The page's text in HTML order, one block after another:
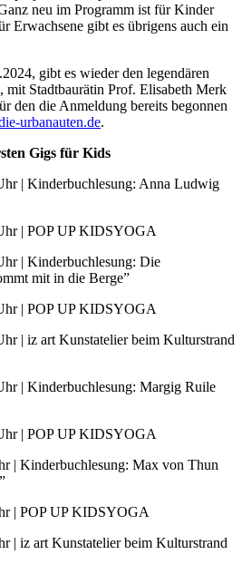
neu im Programm ist für Kinder
gibt es übrigens auch ein
gibt es wieder den legendären
mit Stadtbaurätin Prof. Elisabeth Merk
den die Anmeldung bereits begonnen
urbanauten.de.
Gigs für Kids
| Kinderbuchlesung: Anna Ludwig
| POP UP KIDSYOGA
| Kinderbuchlesung: Die
mit in die Berge”
| POP UP KIDSYOGA
| iz art Kunstatelier beim Kulturstrand
| Kinderbuchlesung: Margig Ruile
| POP UP KIDSYOGA
| Kinderbuchlesung: Max von Thun
| POP UP KIDSYOGA
| iz art Kunstatelier beim Kulturstrand